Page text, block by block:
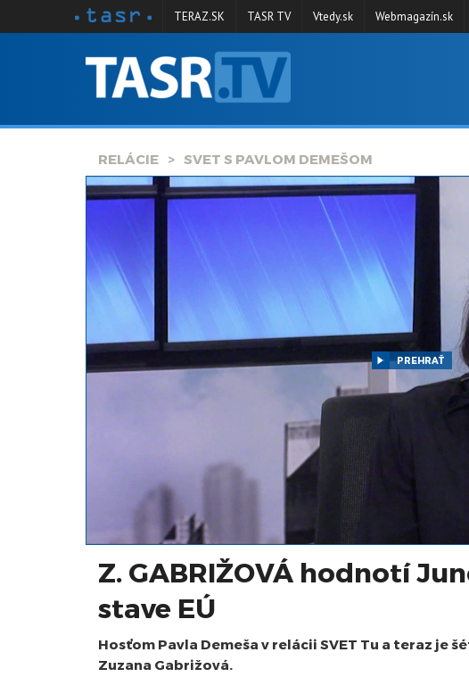
SPRAVODAJSTVO
KONTAKT
TERAZ.SK TASR TV Vtedy.sk Webmagazín.sk
RELÁCIE SVET S PAVLOM DEMEŠOM
PREHRAŤ
Z. GABRIŽOVÁ hodnotí
stave EÚ
Hosťom Pavla Demeša v relácii SVET Tu a teraz je
Zuzana Gabrižová.